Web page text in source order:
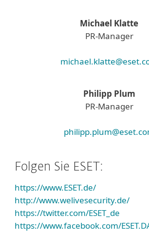
Michael Klatte
PR-Manager
Philipp Plum
PR-Manager
Folgen Sie ESET:
https://www.ESET.de/
http://www.welivesecurity.de/
https://twitter.com/ESET_de
https://www.facebook.com/